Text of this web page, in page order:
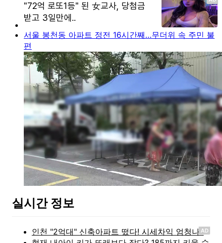
서울 봉천동 아파트 정전 16시간째…무더위 속 주민 불
편
실시간 정보
AD